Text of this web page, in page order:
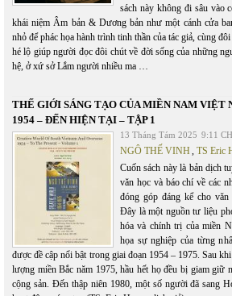
sách này không đi sâu vào
khái niệm Âm bản & Dương bản như một cánh cửa
nhỏ để phác họa hành trình tinh thần của tác giả, cùng
hé lộ giúp người đọc đôi chút về đời sống của những
hệ, ở xứ sở Lắm người nhiều ma …
THẾ GIỚI SÁNG TẠO CỦA MIỀN NAM VIỆT
1954 – ĐẾN HIỆN TẠI – TẬP 1
13 Tháng Tám 2025 9:11 CH
NGÔ THẾ VINH, TS Eric
Cuốn sách này là bản dịch
văn học và báo chí về các
đóng góp đáng kể cho
Đây là một nguồn tư liệu
hóa và chính trị của miền
họa sự nghiệp của từng
được đề cập nổi bật trong giai đoạn 1954 – 1975. Sau
lượng miền Bắc năm 1975, hầu hết họ đều bị giam giữ
cộng sản. Đến thập niên 1980, một số người đã sang